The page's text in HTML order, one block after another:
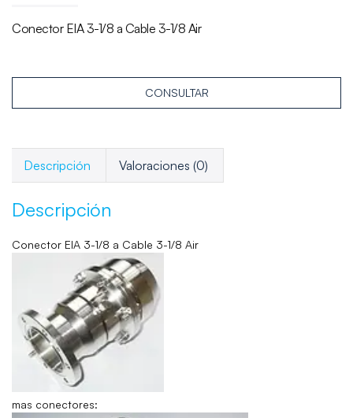
Conector EIA 3-1/8 a Cable 3-1/8 Air
CONSULTAR
Descripción Valoraciones (0)
Descripción
Conector EIA 3-1/8 a Cable 3-1/8 Air
mas conectores: